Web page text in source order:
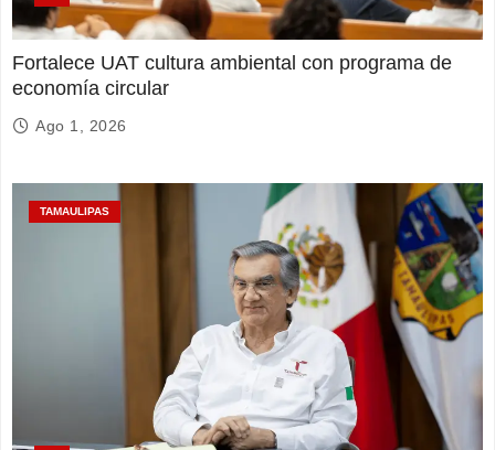
Fortalece UAT cultura ambiental con programa de
economía circular
Ago 1, 2026
TAMAULIPAS